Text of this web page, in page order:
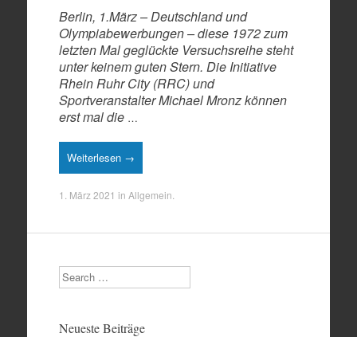
Berlin, 1.März – Deutschland und
Olympiabewerbungen – diese 1972 zum
letzten Mal geglückte Versuchsreihe steht
unter keinem guten Stern. Die Initiative
Rhein Ruhr City (RRC) und
Sportveranstalter Michael Mronz können
erst mal die …
Weiterlesen →
1. März 2021 in Allgemein
Search
Neueste Beiträge